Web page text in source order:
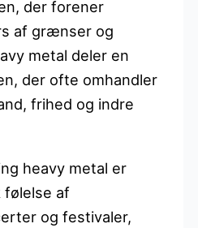
der forener
af grænser og
metal deler en
der ofte omhandler
frihed og indre
heavy metal er
af
og festivaler,